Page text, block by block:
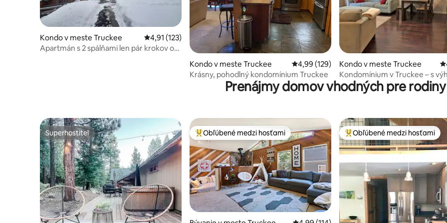
Kondo v meste Truckee Priemerné ohodnotenie 4,91 z 5, počet hodnotení: 123
4,91 (123)
Apartmán s 2 spálňami len pár krokov od
Kondo v meste Truckee Priemerné ohodnotenie 4,99 z 5, počet
4,99 (129)
Krásny, pohodlný kondomínium Truckee
Kondo v meste Truckee
Kondomínium v Truckee – s
Prenájmy domov vhodných pre rodiny
Superhostiteľ
Superhostiteľ Najobľúbenejšie medzi hosťami
Obľúbené medzi hosťami Najobľúbenejšie medzi hosťami
Obľúbené medzi hosťami